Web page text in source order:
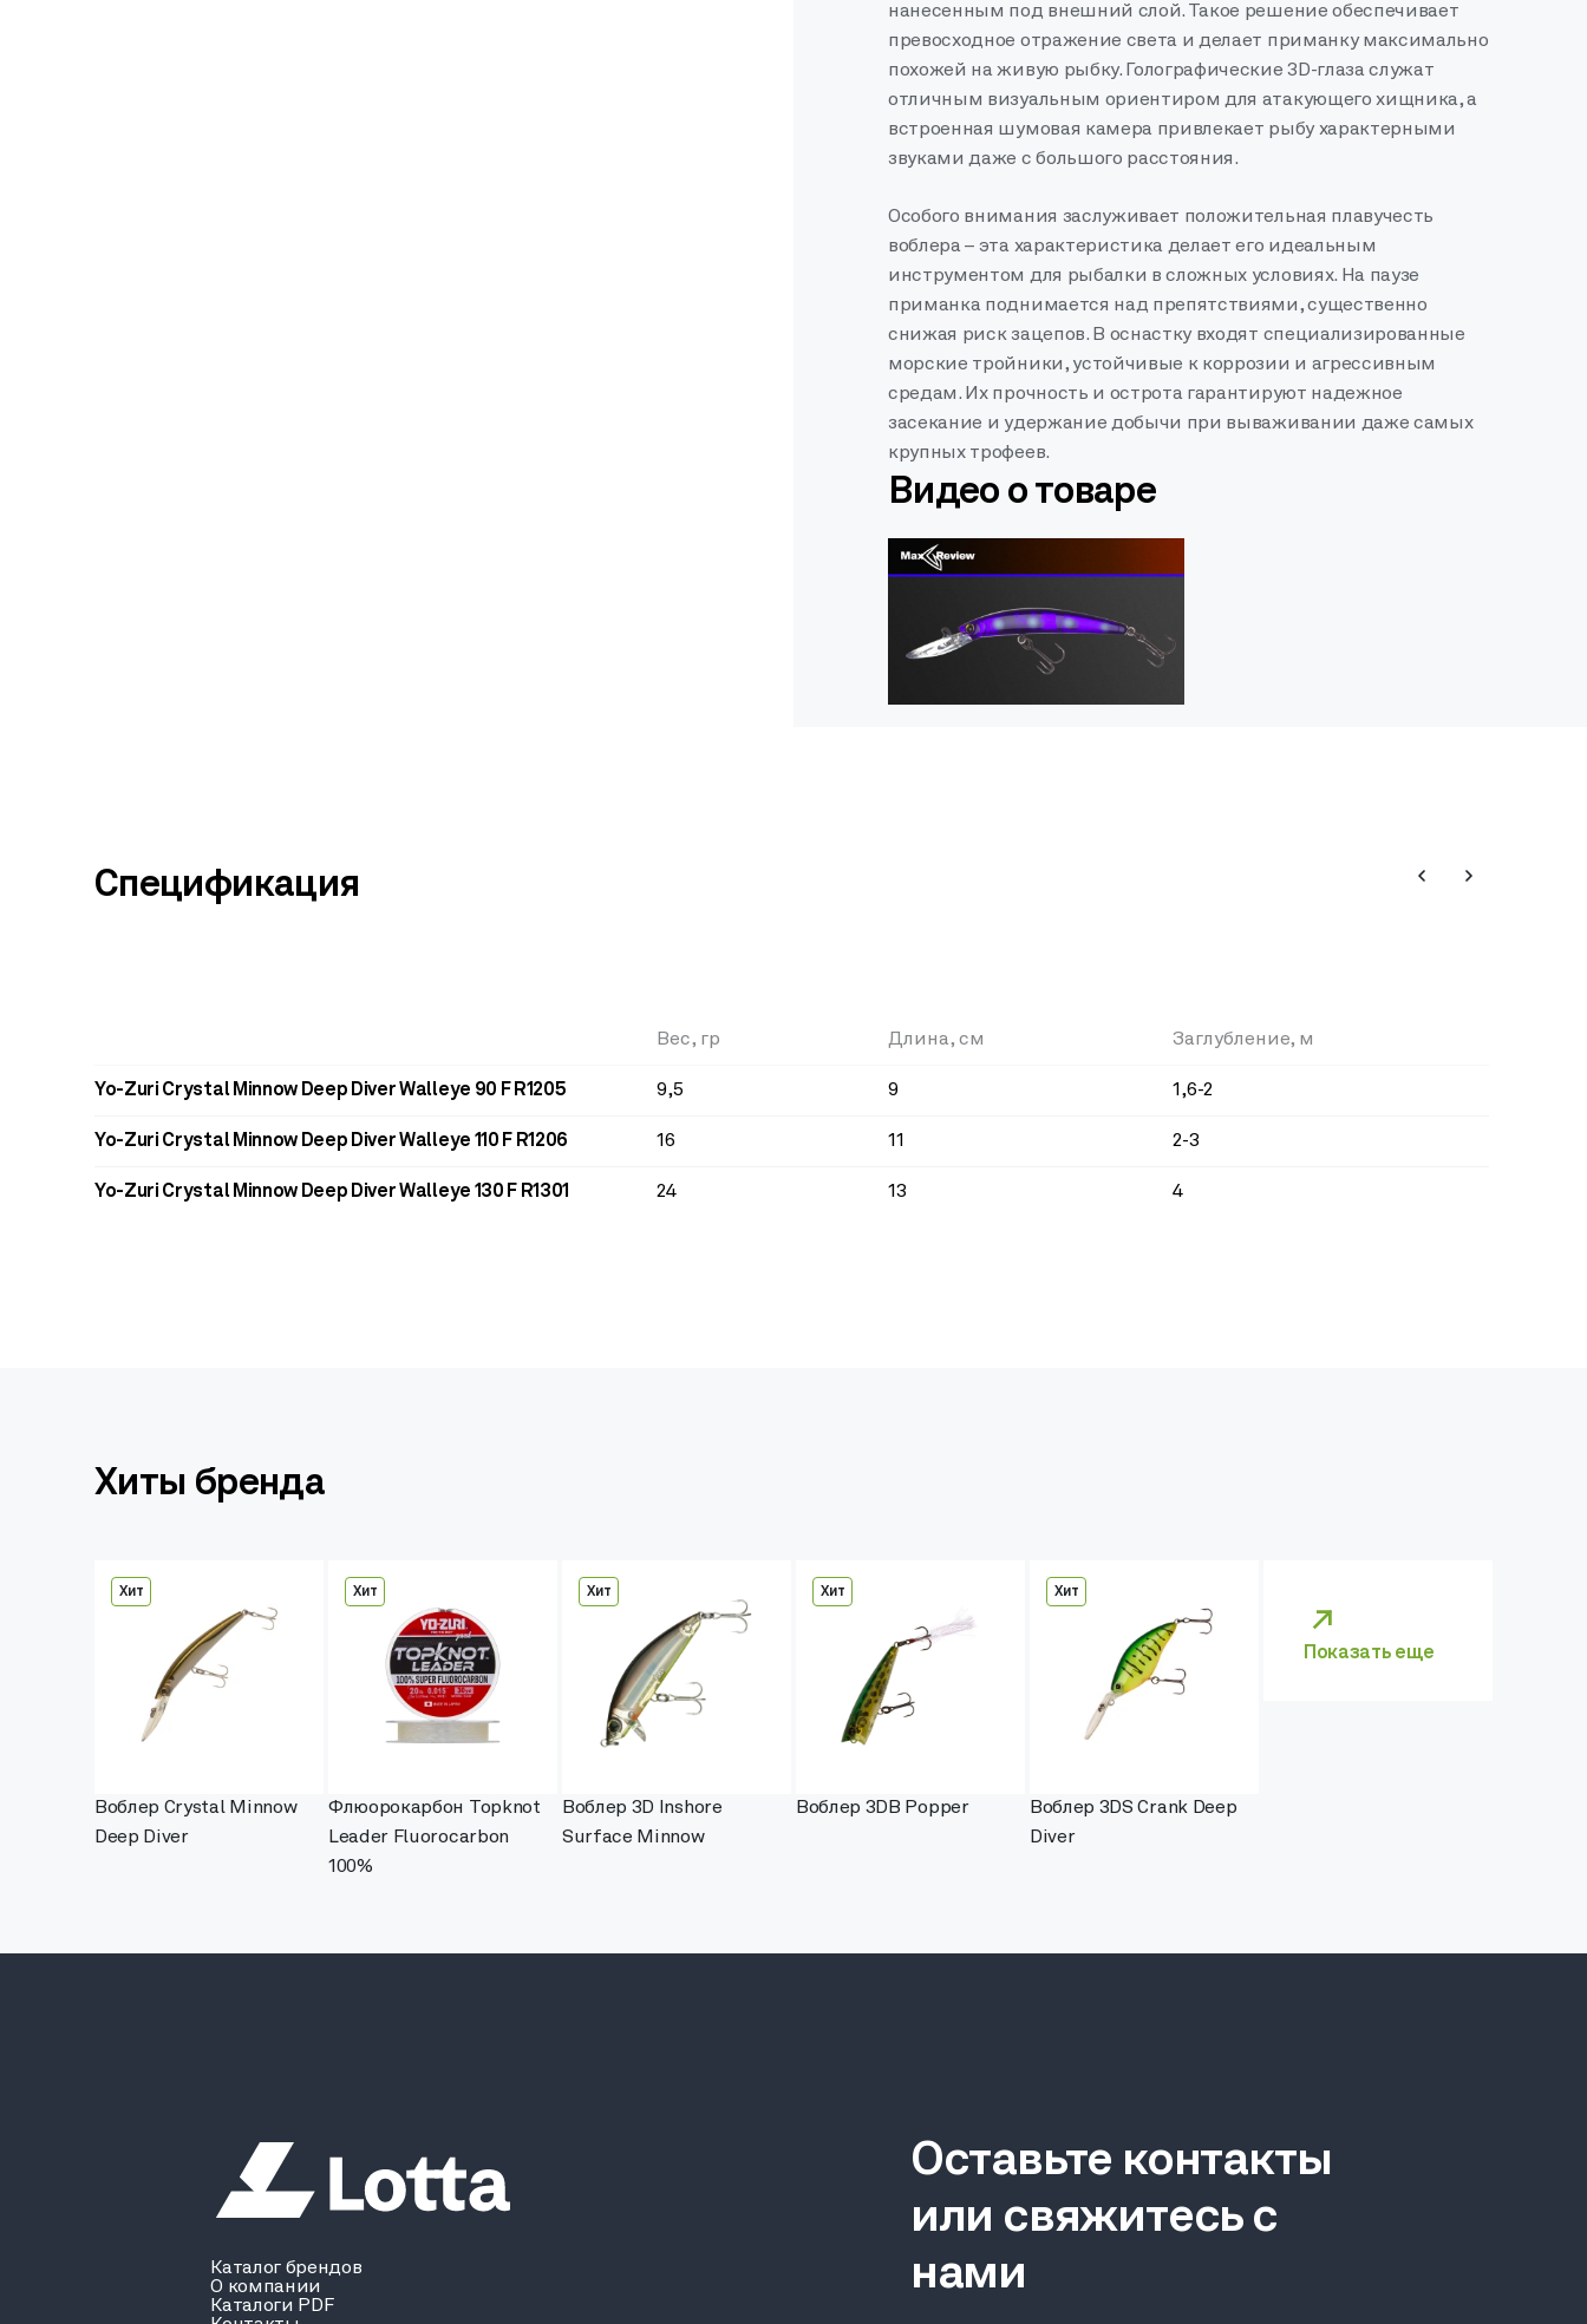
нанесенным под внешний слой. Такое решение обеспечивает
превосходное отражение света и делает приманку максимально
похожей на живую рыбку. Голографические 3D-глаза служат
отличным визуальным ориентиром для атакующего хищника, а
встроенная шумовая камера привлекает рыбу характерными
звуками даже с большого расстояния.
Особого внимания заслуживает положительная плавучесть
воблера – эта характеристика делает его идеальным
инструментом для рыбалки в сложных условиях. На паузе
приманка поднимается над препятствиями, существенно
снижая риск зацепов. В оснастку входят специализированные
морские тройники, устойчивые к коррозии и агрессивным
средам. Их прочность и острота гарантируют надежное
засекание и удержание добычи при вываживании даже самых
крупных трофеев.
Видео о товаре
Спецификация
Вес, гр Длина, см Заглубление, м
Yo-Zuri Crystal Minnow Deep Diver Walleye 90 F R1205 9,5 9 1,6-2
Yo-Zuri Crystal Minnow Deep Diver Walleye 110 F R1206 16 11 2-3
Yo-Zuri Crystal Minnow Deep Diver Walleye 130 F R1301 24 13 4
Хиты бренда
Хит
Воблер Crystal Minnow
Deep Diver
Хит
Флюорокарбон Topknot
Leader Fluorocarbon
100%
Хит
Воблер 3D Inshore
Surface Minnow
Хит
Воблер 3DB Popper
Хит
Воблер 3DS Crank Deep
Diver
Показать еще
Каталог брендов
О компании
Каталоги PDF
Оставьте контакты
или свяжитесь с
нами